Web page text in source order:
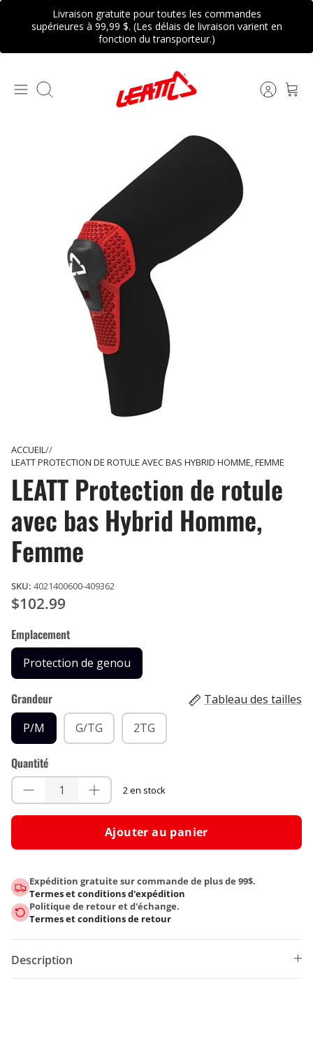
Livraison gratuite pour toutes les commandes
supérieures à 99,99 $. (Les délais de livraison varient en
fonction du transporteur.)
Recherche
ACCUEIL
LEATT PROTECTION DE ROTULE AVEC BAS HYBRID HOMME, FEMME
LEATT Protection de rotule
avec bas Hybrid Homme,
Femme
SKU: 4021400600-409362
$102.99
Emplacement
Protection de genou
Grandeur
Tableau des tailles
P/M
G/TG 2TG
Quantité
2 en stock
Ajouter au panier
Expédition gratuite sur commande de plus de 99$.
Termes et conditions d'expédition
Politique de retour et d'échange.
Termes et conditions de retour
Description